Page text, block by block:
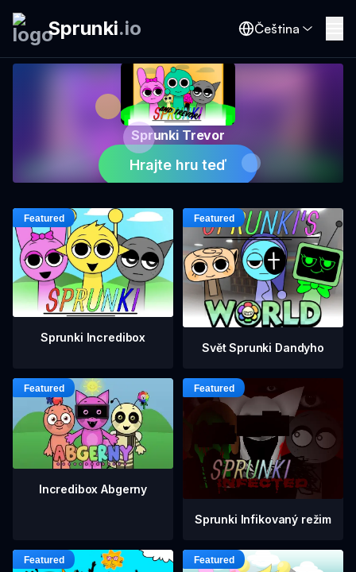
Sprunki.io Čeština
Sprunki Trevor
Hrajte hru teď
Sprunki Incredibox
Svět Sprunki Dandyho
Incredibox Abgerny
Sprunki Infikovaný režim